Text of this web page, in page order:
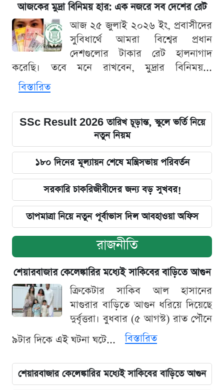
আজকের মুদ্রা বিনিময় হার: এক নজরে সব দেশের রেট
আজ ২৫ জুলাই ২০২৬ ইং, প্রবাসীদের
সুবিধার্থে আমরা বিশ্বের প্রধান
দেশগুলোর টাকার রেট হালনাগাদ
করেছি। তবে মনে রাখবেন, মুদ্রার বিনিময়...
বিস্তারিত
SSc Result 2026 তারিখ চূড়ান্ত, স্কুলে ভর্তি নিয়ে
নতুন নিয়ম
১৮০ দিনের মূল্যায়ন শেষে মন্ত্রিসভায় পরিবর্তন
সরকারি চাকরিজীবীদের জন্য বড় সুখবর!
তাপমাত্রা নিয়ে নতুন পূর্বাভাস দিল আবহাওয়া অফিস
রাজনীতি
শেয়ারবাজার কেলেঙ্কারির মধ্যেই সাকিবের বাড়িতে আগুন
ক্রিকেটার সাকিব আল হাসানের
মাগুরার বাড়িতে আগুন ধরিয়ে দিয়েছে
দুর্বৃত্তরা। বুধবার (৫ আগস্ট) রাত পৌনে
৯টার দিকে এই ঘটনা ঘটে...
বিস্তারিত
শেয়ারবাজার কেলেঙ্কারির মধ্যেই সাকিবের বাড়িতে আগুন